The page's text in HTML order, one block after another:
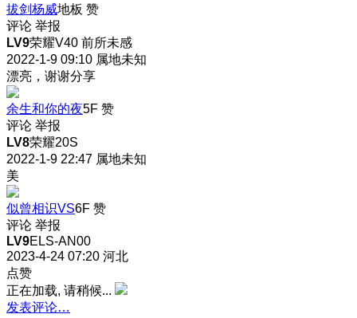
拔剑杨威地板 赞
评论 举报
LV9荣耀V40 前所未感
2022-1-9 09:10 属地未知
漂亮，谢谢分享
余生和你的夜5F 赞
评论 举报
LV8荣耀20S
2022-1-9 22:47 属地未知
美
似曾相识VS6F 赞
评论 举报
LV9ELS-AN00
2023-4-24 07:20 河北
点赞
正在加载, 请稍候...
发表评论…